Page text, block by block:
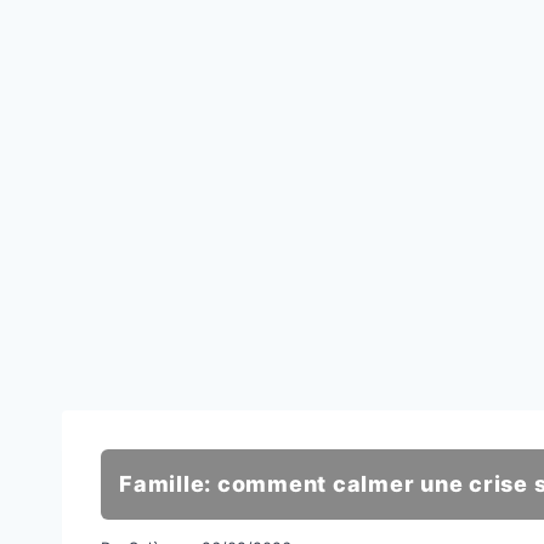
Famille: comment calmer une crise